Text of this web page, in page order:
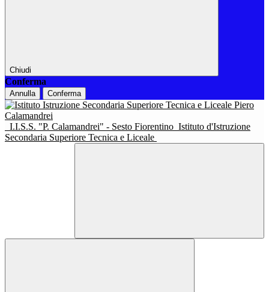
Chiudi
Conferma
Annulla Conferma
I.I.S.S. "P. Calamandrei" - Sesto Fiorentino Istituto d'Istruzione
Secondaria Superiore Tecnica e Liceale